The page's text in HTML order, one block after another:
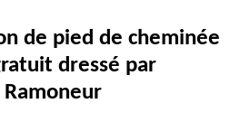
de pied de cheminée
dressé par
Ramoneur